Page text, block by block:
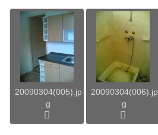
20090304(005).jp
g
20090304(006).jp
g